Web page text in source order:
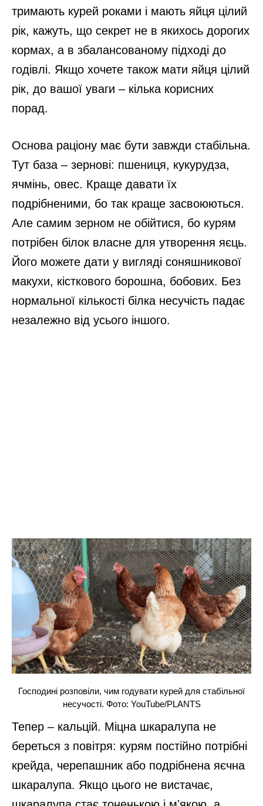
тримають курей роками і мають яйця цілий
рік, кажуть, що секрет не в якихось дорогих
кормах, а в збалансованому підході до
годівлі. Якщо хочете також мати яйця цілий
рік, до вашої уваги – кілька корисних
порад.
Основа раціону має бути завжди стабільна.
Тут база – зернові: пшениця, кукурудза,
ячмінь, овес. Краще давати їх
подрібненими, бо так краще засвоюються.
Але самим зерном не обійтися, бо курям
потрібен білок власне для утворення яєць.
Його можете дати у вигляді соняшникової
макухи, кісткового борошна, бобових. Без
нормальної кількості білка несучість падає
незалежно від усього іншого.
Господині розповіли, чим годувати курей для стабільної
несучості. Фото: YouTube/PLANTS
Тепер – кальцій. Міцна шкаралупа не
береться з повітря: курям постійно потрібні
крейда, черепашник або подрібнена яєчна
шкаралупа. Якщо цього не вистачає,